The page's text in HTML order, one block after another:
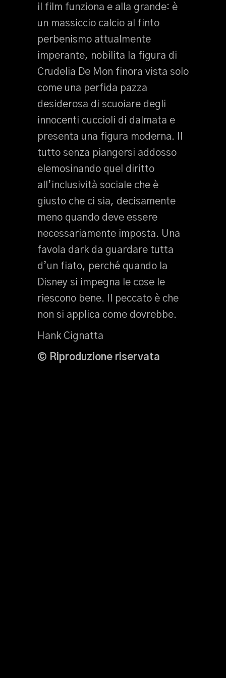
il film funziona e alla grande: è
un massiccio calcio al finto
perbenismo attualmente
imperante, nobilita la figura di
Crudelia De Mon finora vista solo
come una perfida pazza
desiderosa di scuoiare degli
innocenti cuccioli di dalmata e
presenta una figura moderna. Il
tutto senza piangersi addosso
elemosinando quel diritto
all’inclusività sociale che è
giusto che ci sia, decisamente
meno quando deve essere
necessariamente imposta. Una
favola dark da guardare tutta
d’un fiato, perché quando la
Disney si impegna le cose le
riescono bene. Il peccato è che
non si applica come dovrebbe.
Hank Cignatta
© Riproduzione riservata